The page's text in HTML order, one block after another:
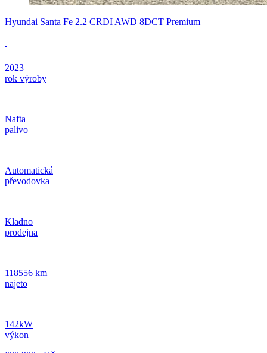
Hyundai Santa Fe 2.2 CRDI AWD 8DCT Premium
2023
rok výroby
Nafta
palivo
Automatická
převodovka
Kladno
prodejna
118556 km
najeto
142kW
výkon